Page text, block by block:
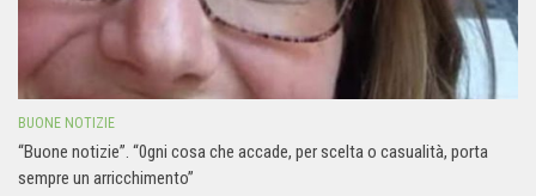
BUONE NOTIZIE
“Buone notizie”. “0gni cosa che accade, per scelta o casualità, porta
sempre un arricchimento”